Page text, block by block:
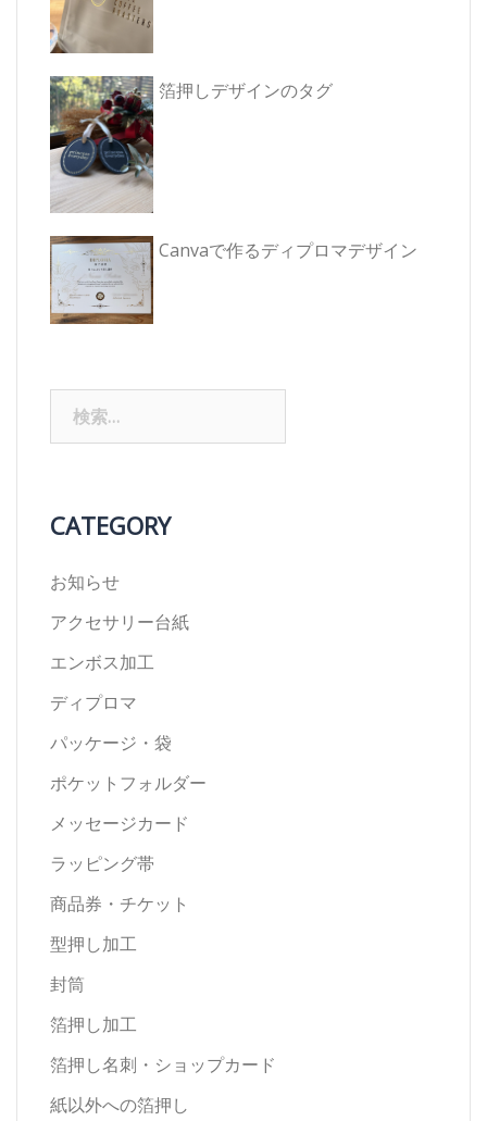
箔押しデザインのタグ
Canvaで作るディプロマデザイン
CATEGORY
お知らせ
アクセサリー台紙
エンボス加工
ディプロマ
パッケージ・袋
ポケットフォルダー
メッセージカード
ラッピング帯
商品券・チケット
型押し加工
封筒
箔押し加工
箔押し名刺・ショップカード
紙以外への箔押し